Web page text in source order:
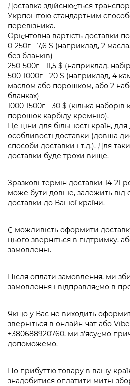
Доставка здійснюється
Укрпоштою стандартним
перевізника.
Орієнтовна вартість доставки
0-250г - 7,6 $ (наприклад, 2
без бланків)
250-500г - 11,5 $ (наприклад,
500-1000г - 20 $ (наприклад, 4
маслом або порошком, або 2
бланках)
1000-1500г - 30 $ (кілька наборів
порошок карбіду кремнію).
Це ціни для більшості країн, для
особливості доставки (довша
способи доставки і т.д.). Для
доставки буде трохи вище.
Зразкові термін доставки 14-21
може бути довше, залежить від
доставки до Вашої країни.
Є можливість оформити
цього зверніться в підтримку,
замовленні.
Після оплати замовлення, ми
замовлення і відправляємо в
Якщо у Вас не виходить
зверніться в онлайн-чат або
+380688920760, ми з'ясуємо
допоможемо.
По прибуттю товару в вашу
знадобитися оплатити митні